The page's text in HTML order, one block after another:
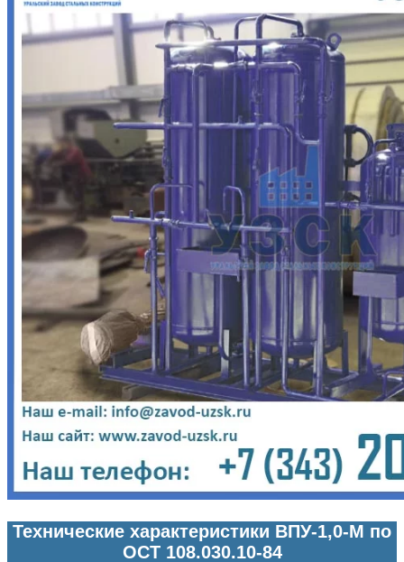
Технические характеристики ВПУ-1,0-М по
ОСТ 108.030.10-84